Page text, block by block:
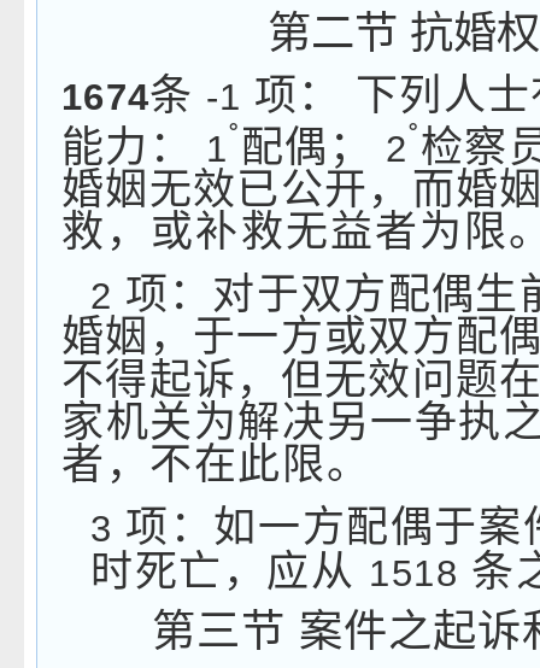
第二节 抗婚权
1674条 -1 项：
下列人
能力：
1˚配偶； 2˚检察
婚姻无效已公开，而婚
救，或补救无益者为限
2 项：对于双方配偶生
婚姻，于一方或双方配
不得起诉，但无效问题
家机关为解决另一争执
者，不在此限。
3 项：如一方配偶于案
时死亡，应从 1518 条
第三节 案件之起诉